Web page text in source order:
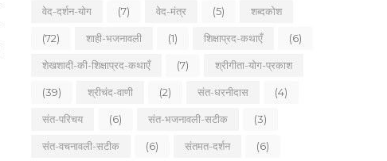
वेद-दर्शन-योग (7) वेद-मंत्र (5) शब्दकोश
(72) शाही-भजनावली (1) शिक्षाप्रद-कथाएँ (6)
शेखशादी-की-शिक्षाप्रद-कथाएँ (7) श्रीगीता-योग-प्रकाश
(39) श्रीचंद-वाणी (2) संत-धरनीदास (4)
संत-परिचय (6) संत-भजनावली-सटीक (3)
संत-वचनावली-सटीक (6) संतमत-दर्शन (6)